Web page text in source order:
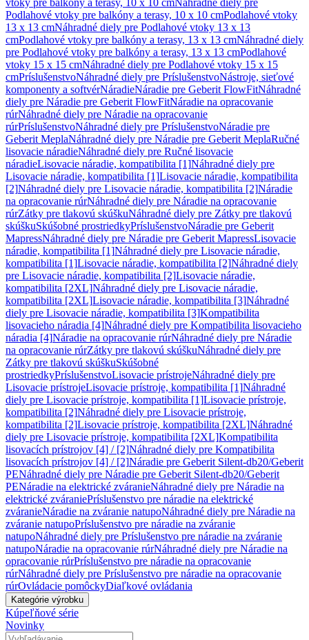
vtoky pre balkóny a terasy, 10 x 10 cmNáhradné diely pre
Podlahové vtoky pre balkóny a terasy, 10 x 10 cmPodlahové vtoky
13 x 13 cmNáhradné diely pre Podlahové vtoky 13 x 13
cmPodlahové vtoky pre balkóny a terasy, 13 x 13 cmNáhradné diely
pre Podlahové vtoky pre balkóny a terasy, 13 x 13 cmPodlahové
vtoky 15 x 15 cmNáhradné diely pre Podlahové vtoky 15 x 15
cmPríslušenstvoNáhradné diely pre PríslušenstvoNástroje, sieťové
komponenty a softvérNáradieNáradie pre Geberit FlowFitNáhradné
diely pre Náradie pre Geberit FlowFitNáradie na opracovanie
rúrNáhradné diely pre Náradie na opracovanie
rúrPríslušenstvoNáhradné diely pre PríslušenstvoNáradie pre
Geberit MeplaNáhradné diely pre Náradie pre Geberit MeplaRučné
lisovacie náradieNáhradné diely pre Ručné lisovacie
náradieLisovacie náradie, kompatibilita [1]Náhradné diely pre
Lisovacie náradie, kompatibilita [1]Lisovacie náradie, kompatibilita
[2]Náhradné diely pre Lisovacie náradie, kompatibilita [2]Náradie
na opracovanie rúrNáhradné diely pre Náradie na opracovanie
rúrZátky pre tlakovú skúškuNáhradné diely pre Zátky pre tlakovú
skúškuSkúšobné prostriedkyPríslušenstvoNáradie pre Geberit
MapressNáhradné diely pre Náradie pre Geberit MapressLisovacie
náradie, kompatibilita [1]Náhradné diely pre Lisovacie náradie,
kompatibilita [1]Lisovacie náradie, kompatibilita [2]Náhradné diely
pre Lisovacie náradie, kompatibilita [2]Lisovacie náradie,
kompatibilita [2XL]Náhradné diely pre Lisovacie náradie,
kompatibilita [2XL]Lisovacie náradie, kompatibilita [3]Náhradné
diely pre Lisovacie náradie, kompatibilita [3]Kompatibilita
lisovacieho náradia [4]Náhradné diely pre Kompatibilita lisovacieho
náradia [4]Náradie na opracovanie rúrNáhradné diely pre Náradie
na opracovanie rúrZátky pre tlakovú skúškuNáhradné diely pre
Zátky pre tlakovú skúškuSkúšobné
prostriedkyPríslušenstvoLisovacie prístrojeNáhradné diely pre
Lisovacie prístrojeLisovacie prístroje, kompatibilita [1]Náhradné
diely pre Lisovacie prístroje, kompatibilita [1]Lisovacie prístroje,
kompatibilita [2]Náhradné diely pre Lisovacie prístroje,
kompatibilita [2]Lisovacie prístroje, kompatibilita [2XL]Náhradné
diely pre Lisovacie prístroje, kompatibilita [2XL]Kompatibilita
lisovacích prístrojov [4] / [2]Náhradné diely pre Kompatibilita
lisovacích prístrojov [4] / [2]Náradie pre Geberit Silent-db20/Geberit
PENáhradné diely pre Náradie pre Geberit Silent-db20/Geberit
PENáradie na elektrické zváranieNáhradné diely pre Náradie na
elektrické zváraniePríslušenstvo pre náradie na elektrické
zváranieNáradie na zváranie natupoNáhradné diely pre Náradie na
zváranie natupoPríslušenstvo pre náradie na zváranie
natupoNáhradné diely pre Príslušenstvo pre náradie na zváranie
natupoNáradie na opracovanie rúrNáhradné diely pre Náradie na
opracovanie rúrPríslušenstvo pre náradie na opracovanie
rúrNáhradné diely pre Príslušenstvo pre náradie na opracovanie
rúrOvládacie pomôckyDiaľkové ovládania
Kategórie výrobku
Kúpeľňové série
Novinky